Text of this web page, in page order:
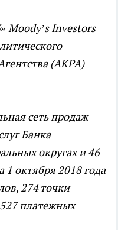
Moody’s Investors
(АКРА)
сеть продаж
Банка
округах и 46
1 октября 2018 года
274 точки
платежных